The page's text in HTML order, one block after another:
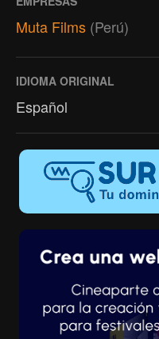
Muta Films (Perú)
IDIOMA ORIGINAL
Español